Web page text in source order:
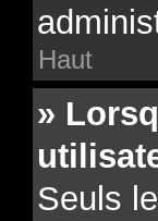
Haut
»
Seuls